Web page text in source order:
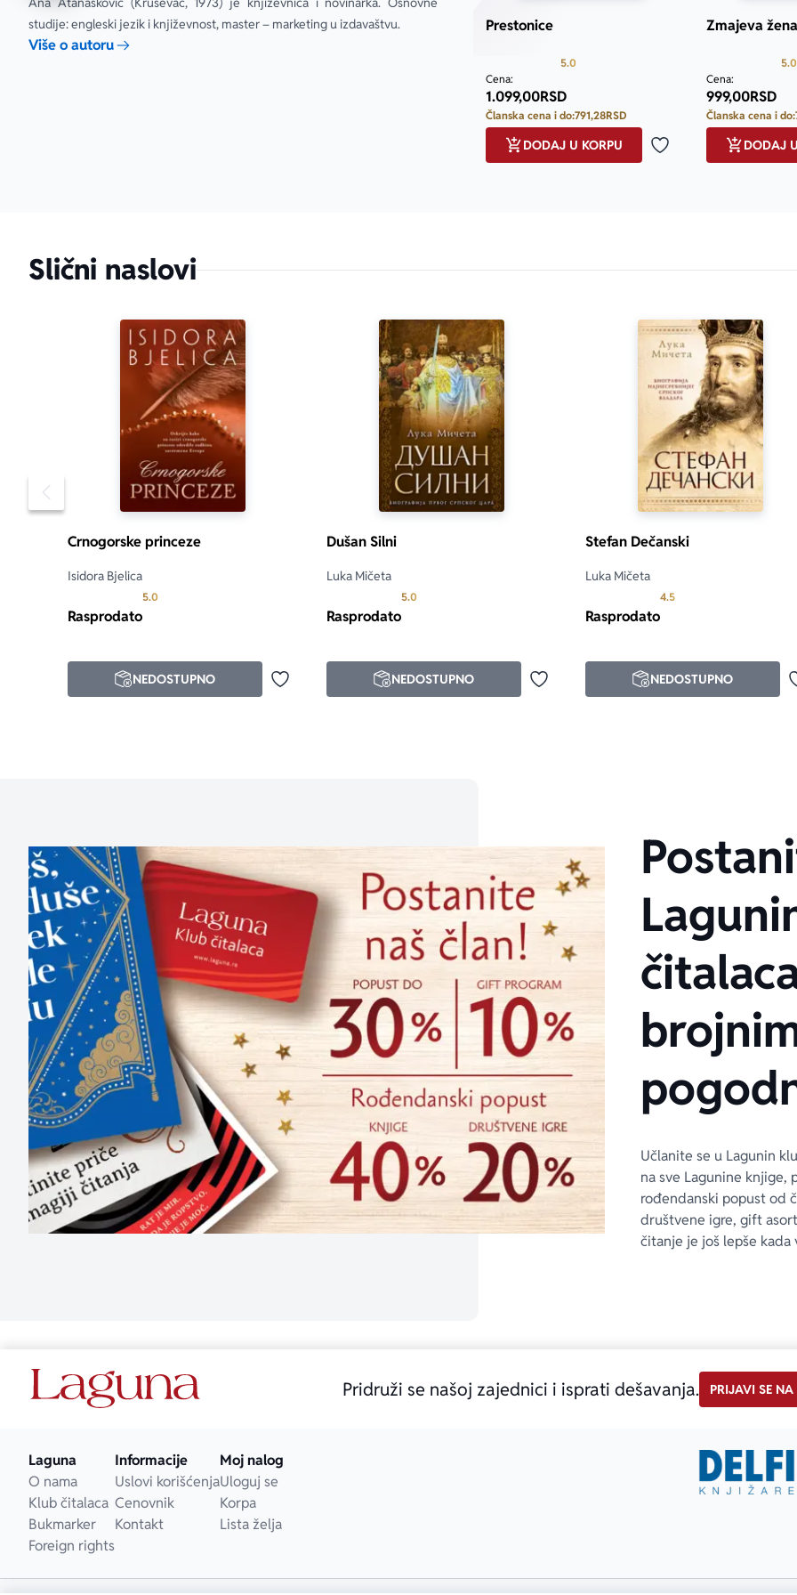
snagu nesebične posvećenosti u stvaranju veza koje prevazilaze kulture i
studije: engleski jezik i književnost, master – marketing u izdavaštvu.
Više o autoru
Prestonice
5.0
Cena:
1.099,00RSD
Članska cena i do:791,28RSD
Dodaj u omiljene
DODAJ U KORPU
Zmajeva žena
5.0
Cena:
999,00RSD
Članska cena i do:
DODAJ
Slični naslovi
Pomeranje sadržaja slajdera u levo
Crnogorske princeze
Isidora Bjelica
5.0
Rasprodato
Dodaj u omiljene
NEDOSTUPNO
Dušan Silni
Luka Mičeta
5.0
Rasprodato
Dodaj u omiljene
NEDOSTUPNO
Stefan Dečanski
Luka Mičeta
4.5Prosecna ocena je 4.5 od
Rasprodato
NEDOSTUPNO
Učlanite se u Lagunin
na sve Lagunine knjige,
rođendanski popust od
društvene igre, gift
čitanje je još lepše kada
Pridruži se našoj zajednici i isprati dešavanja. PRIJAVI SE NA
Laguna
O nama
Klub čitalaca
Bukmarker
Foreign rights
Informacije
Uslovi korišćenja
Cenovnik
Kontakt
Moj nalog
Uloguj se
Korpa
Lista želja